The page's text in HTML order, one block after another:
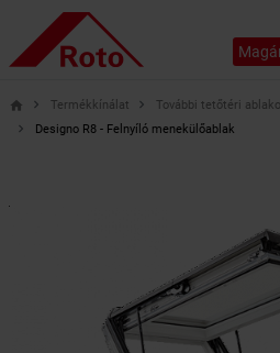
home Termékkínálat
További tetőtéri
Designo R8 - Felnyíló menekülőablak